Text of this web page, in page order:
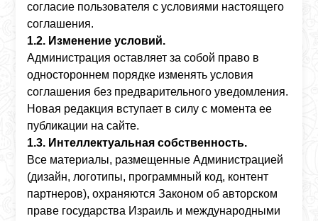
согласие пользователя с условиями настоящего
соглашения.
1.2. Изменение условий.
Администрация оставляет за собой право в
одностороннем порядке изменять условия
соглашения без предварительного уведомления.
Новая редакция вступает в силу с момента ее
публикации на сайте.
1.3. Интеллектуальная собственность.
Все материалы, размещенные Администрацией
(дизайн, логотипы, программный код, контент
партнеров), охраняются Законом об авторском
праве государства Израиль и международными